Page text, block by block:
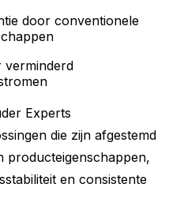
door conventionele
verminderd
Experts
die zijn afgestemd
producteigenschappen,
en consistente